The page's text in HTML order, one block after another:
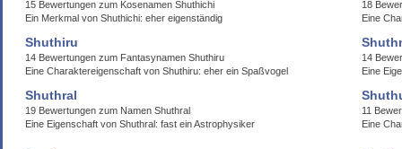
15 Bewertungen zum Kosenamen Shuthichi
Ein Merkmal von Shuthichi: eher eigenständig
18
Eine
Shuthiru
14 Bewertungen zum Fantasynamen Shuthiru
Eine Charaktereigenschaft von Shuthiru: eher ein Spaßvogel
14
Eine
Shuthral
19 Bewertungen zum Namen Shuthral
Eine Eigenschaft von Shuthral: fast ein Astrophysiker
11
Eine